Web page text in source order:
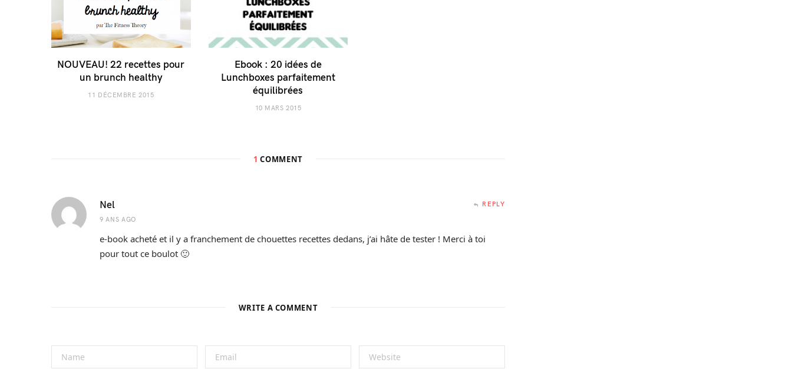
NOUVEAU! 22 recettes pour
un brunch healthy
11 DÉCEMBRE 2015
Ebook : 20 idées de
Lunchboxes parfaitement
équilibrées
10 MARS 2015
1 COMMENT
Nel
9 ANS AGO
REPLY
e-book acheté et il y a franchement de chouettes recettes dedans, j’ai hâte de tester ! Merci à toi
pour tout ce boulot 🙂
WRITE A COMMENT